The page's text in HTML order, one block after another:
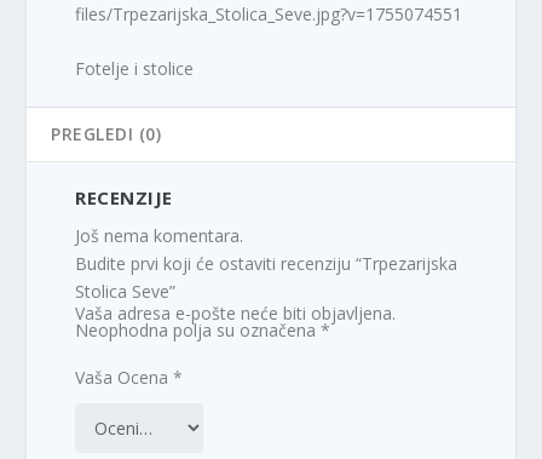
files/Trpezarijska_Stolica_Seve.jpg?v=1755074551
Fotelje i stolice
PREGLEDI (0)
RECENZIJE
Još nema komentara.
Budite prvi koji će ostaviti recenziju “Trpezarijska
Stolica Seve”
Vaša adresa e-pošte neće biti objavljena.
Neophodna polja su označena*
Vaša Ocena*